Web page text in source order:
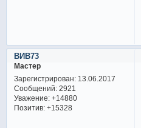
ВИВ73
Мастер
Зарегистрирован: 13.06.2017
Сообщений:2921
Уважение: +14880
Позитив: +15328